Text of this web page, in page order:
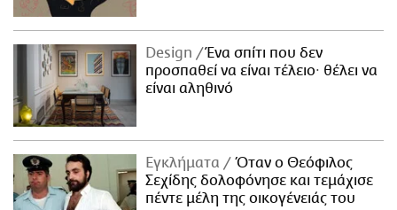
Design
Ένα σπίτι που δεν
προσπαθεί να είναι τέλειο· θέλει να
είναι αληθινό
Εγκλήματα
Όταν ο Θεόφιλος
Σεχίδης δολοφόνησε και τεμάχισε
πέντε μέλη της οικογένειάς του